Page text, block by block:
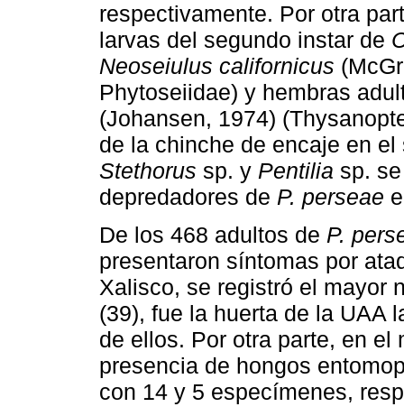
respectivamente. Por otra
larvas del segundo instar de
Neoseiulus californicus
Phytoseiidae) y hembras
(Johansen, 1974)
de la chinche de encaje en
Stethorus sp. y Pentilia sp.
depredadores de P. perseae
De los 468 adultos de P.
presentaron síntomas por
Xalisco, se registró el mayor
(39), fue la huerta de la UAA
de ellos. Por otra parte, en el
presencia de hongos
con 14 y 5 especímenes,